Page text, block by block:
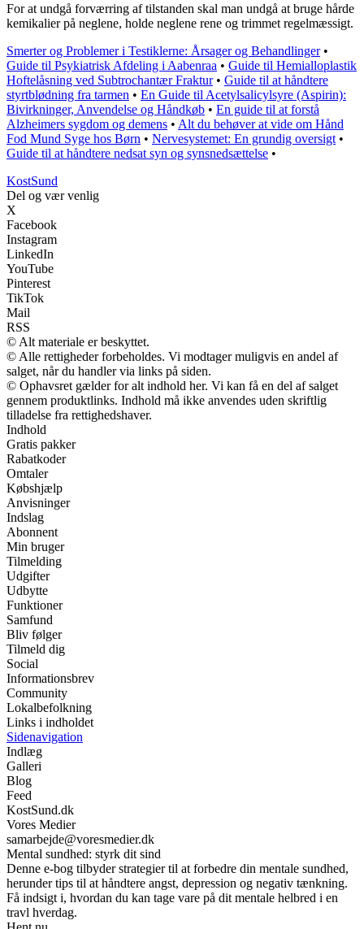
For at undgå forværring af tilstanden skal man undgå at bruge hårde
kemikalier på neglene, holde neglene rene og trimmet regelmæssigt.
Smerter og Problemer i Testiklerne: Årsager og Behandlinger•
Guide til Psykiatrisk Afdeling i Aabenraa • Guide til Hemialloplastik
Hoftelåsning ved Subtrochantær Fraktur• Guide til at håndtere
styrtblødning fra tarmen • En Guide til Acetylsalicylsyre (Aspirin):
Bivirkninger, Anvendelse og Håndkøb • En guide til at forstå
Alzheimers sygdom og demens • Alt du behøver at vide om Hånd
Fod Mund Syge hos Børn • Nervesystemet: En grundig oversigt •
Guide til at håndtere nedsat syn og synsnedsættelse •
KostSund
Del og vær venlig
X
Facebook
Instagram
LinkedIn
YouTube
Pinterest
TikTok
Mail
RSS
© Alt materiale er beskyttet.
© Alle rettigheder forbeholdes. Vi modtager muligvis en andel af
salget, når du handler via links på siden.
© Ophavsret gælder for alt indhold her. Vi kan få en del af salget
gennem produktlinks. Indhold må ikke anvendes uden skriftlig
tilladelse fra rettighedshaver.
Indhold
Gratis pakker
Rabatkoder
Omtaler
Købshjælp
Anvisninger
Indslag
Abonnent
Min bruger
Tilmelding
Udgifter
Udbytte
Funktioner
Samfund
Bliv følger
Tilmeld dig
Social
Informationsbrev
Community
Lokalbefolkning
Links i indholdet
Sidenavigation
Indlæg
Galleri
Blog
Feed
KostSund.dk
Vores Medier
samarbejde@voresmedier.dk
Mental sundhed: styrk dit sind
Denne e-bog tilbyder strategier til at forbedre din mentale sundhed,
herunder tips til at håndtere angst, depression og negativ tænkning.
Få indsigt i, hvordan du kan tage vare på dit mentale helbred i en
travl hverdag.